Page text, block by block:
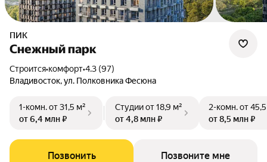
ПИК
Снежный парк
Строится•комфорт•4.3 (97)
Владивосток, ул. Полковника Фесюна
1-комн.от 31,5 м²
от 6,4 млн ₽
Студииот 18,9 м²
от 4,8 млн ₽
2-комн.от
от 8,5 млн ₽
Позвонить Позвоните мне